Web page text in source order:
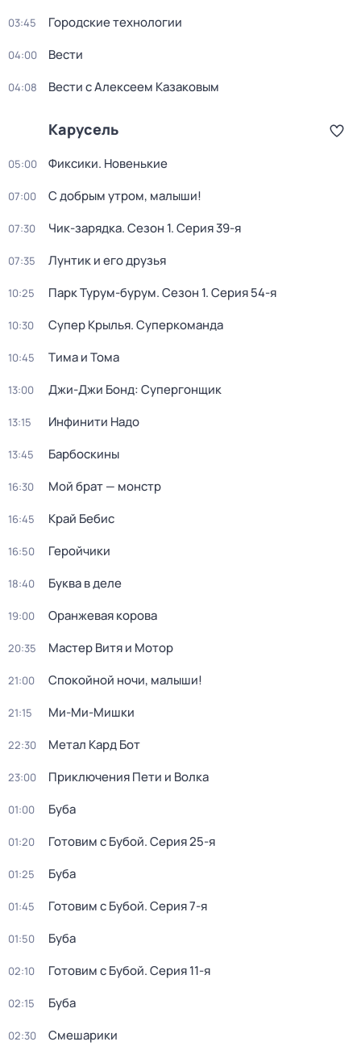
03:45 Городские технологии
04:00 Вести
04:08 Вести с Алексеем Казаковым
Карусель
05:00 Фиксики. Новенькие
07:00 С добрым утром, малыши!
07:30 Чик-зарядка. Сезон 1. Серия 39-я
07:35 Лунтик и его друзья
10:25 Парк Турум-бурум. Сезон 1. Серия 54-я
10:30 Супер Крылья. Суперкоманда
10:45 Тима и Тома
13:00 Джи-Джи Бонд: Супергонщик
13:15 Инфинити Надо
13:45 Барбоскины
16:30 Мой брат — монстр
16:45 Край Бебис
16:50 Геройчики
18:40 Буква в деле
19:00 Оранжевая корова
20:35 Мастер Витя и Мотор
21:00 Спокойной ночи, малыши!
21:15 Ми-Ми-Мишки
22:30 Метал Кард Бот
23:00 Приключения Пети и Волка
01:00 Буба
01:20 Готовим с Бубой. Серия 25-я
01:25 Буба
01:45 Готовим с Бубой. Серия 7-я
01:50 Буба
02:10 Готовим с Бубой. Серия 11-я
02:15 Буба
02:30 Смешарики